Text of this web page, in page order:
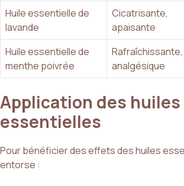
Huile essentielle de
lavande
Cicatrisante,
apaisante
Huile essentielle de
menthe poivrée
Rafraîchissante,
analgésique
Application des huiles
essentielles
Pour bénéficier des effets des huiles
entorse :